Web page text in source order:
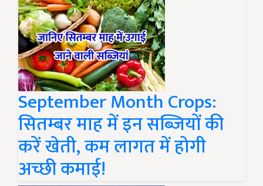
September Month Crops:
सितम्बर माह में इन सब्जियों की
करें खेती, कम लागत में होगी
अच्छी कमाई!